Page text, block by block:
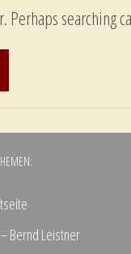
Perhaps searching
Bernd Leistner